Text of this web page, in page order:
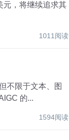
元，将继续追求其
1011阅读
不限于文本、图
视频等形式，利用机器学习、深度学习以及自然语言处理等技术，自动创作出符合需求的数字内容。 AIGC 的...
1594阅读